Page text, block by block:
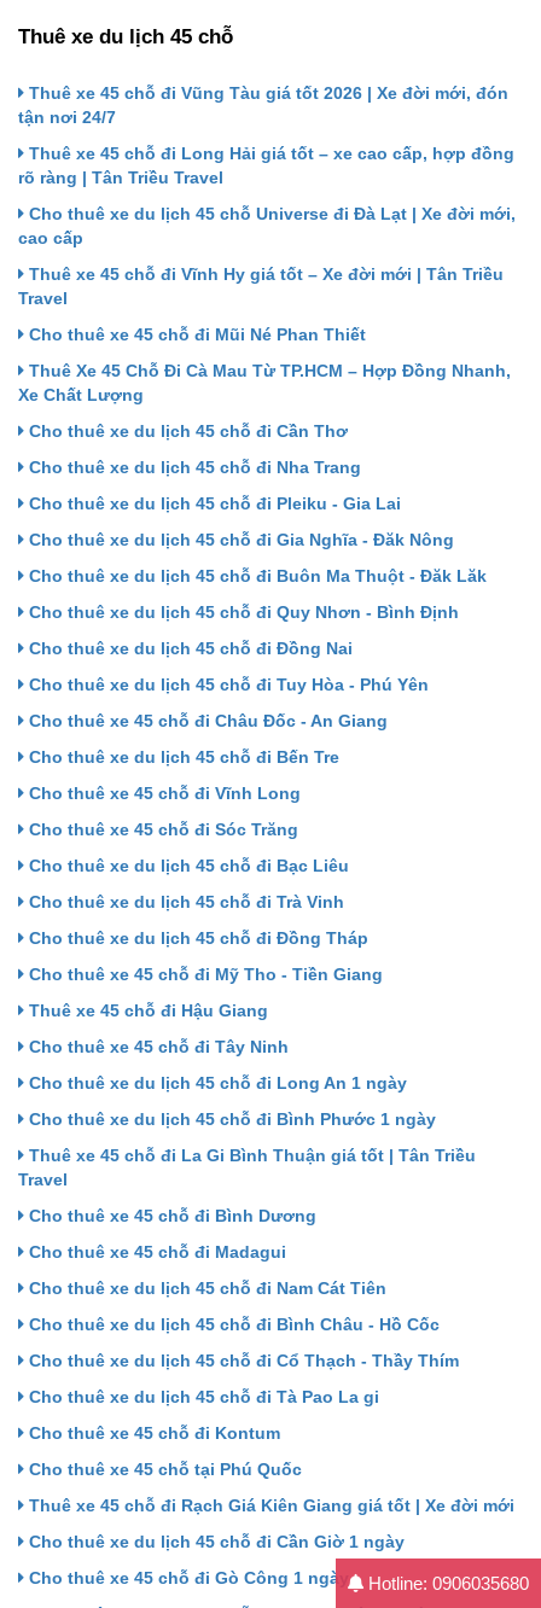
Hotline: 0906035680
Thuê xe du lịch 45 chỗ
Thuê xe 45 chỗ đi Vũng Tàu giá tốt 2026 | Xe đời mới, đón
tận nơi 24/7
Thuê xe 45 chỗ đi Long Hải giá tốt – xe cao cấp, hợp đồng
rõ ràng | Tân Triều Travel
Cho thuê xe du lịch 45 chỗ Universe đi Đà Lạt | Xe đời mới,
cao cấp
Thuê xe 45 chỗ đi Vĩnh Hy giá tốt – Xe đời mới | Tân Triều
Travel
Cho thuê xe 45 chỗ đi Mũi Né Phan Thiết
Thuê Xe 45 Chỗ Đi Cà Mau Từ TP.HCM – Hợp Đồng Nhanh,
Xe Chất Lượng
Cho thuê xe du lịch 45 chỗ đi Cần Thơ
Cho thuê xe du lịch 45 chỗ đi Nha Trang
Cho thuê xe du lịch 45 chỗ đi Pleiku - Gia Lai
Cho thuê xe du lịch 45 chỗ đi Gia Nghĩa - Đăk Nông
Cho thuê xe du lịch 45 chỗ đi Buôn Ma Thuột - Đăk Lăk
Cho thuê xe du lịch 45 chỗ đi Quy Nhơn - Bình Định
Cho thuê xe du lịch 45 chỗ đi Đồng Nai
Cho thuê xe du lịch 45 chỗ đi Tuy Hòa - Phú Yên
Cho thuê xe 45 chỗ đi Châu Đốc - An Giang
Cho thuê xe du lịch 45 chỗ đi Bến Tre
Cho thuê xe 45 chỗ đi Vĩnh Long
Cho thuê xe 45 chỗ đi Sóc Trăng
Cho thuê xe du lịch 45 chỗ đi Bạc Liêu
Cho thuê xe du lịch 45 chỗ đi Trà Vinh
Cho thuê xe du lịch 45 chỗ đi Đồng Tháp
Cho thuê xe 45 chỗ đi Mỹ Tho - Tiền Giang
Thuê xe 45 chỗ đi Hậu Giang
Cho thuê xe 45 chỗ đi Tây Ninh
Cho thuê xe du lịch 45 chỗ đi Long An 1 ngày
Cho thuê xe du lịch 45 chỗ đi Bình Phước 1 ngày
Thuê xe 45 chỗ đi La Gi Bình Thuận giá tốt | Tân Triều
Travel
Cho thuê xe 45 chỗ đi Bình Dương
Cho thuê xe 45 chỗ đi Madagui
Cho thuê xe du lịch 45 chỗ đi Nam Cát Tiên
Cho thuê xe du lịch 45 chỗ đi Bình Châu - Hồ Cốc
Cho thuê xe du lịch 45 chỗ đi Cổ Thạch - Thầy Thím
Cho thuê xe du lịch 45 chỗ đi Tà Pao La gi
Cho thuê xe 45 chỗ đi Kontum
Cho thuê xe 45 chỗ tại Phú Quốc
Thuê xe 45 chỗ đi Rạch Giá Kiên Giang giá tốt | Xe đời mới
Cho thuê xe du lịch 45 chỗ đi Cần Giờ 1 ngày
Cho thuê xe 45 chỗ đi Gò Công 1 ngày